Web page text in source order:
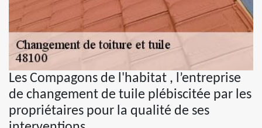
Les Compagons de l'habitat , l’entreprise
de changement de tuile plébiscitée par les
propriétaires pour la qualité de ses